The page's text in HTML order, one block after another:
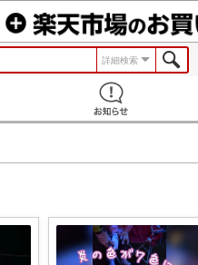
詳細検索